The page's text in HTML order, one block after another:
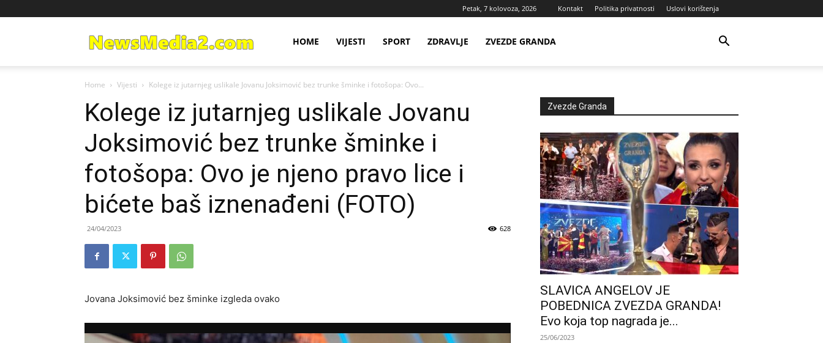
Petak, 7 kolovoza, 2026 Kontakt Politika privatnosti Uslovi korištenja
Media
HOME VIJESTI SPORT ZDRAVLJE ZVEZDE GRANDA
Home Vijesti Kolege iz jutarnjeg uslikale Jovanu Joksimović bez trunke šminke i fotošopa: Ovo...
Kolege iz jutarnjeg uslikale Jovanu
Joksimović bez trunke šminke i
fotošopa: Ovo je njeno pravo lice i
bićete baš iznenađeni (FOTO)
24/04/2023 628
Jovana Joksimović bez šminke izgleda ovako
Zvezde Granda
SLAVICA ANGELOV JE
POBEDNICA ZVEZDA GRANDA!
Evo koja top nagrada je...
25/06/2023